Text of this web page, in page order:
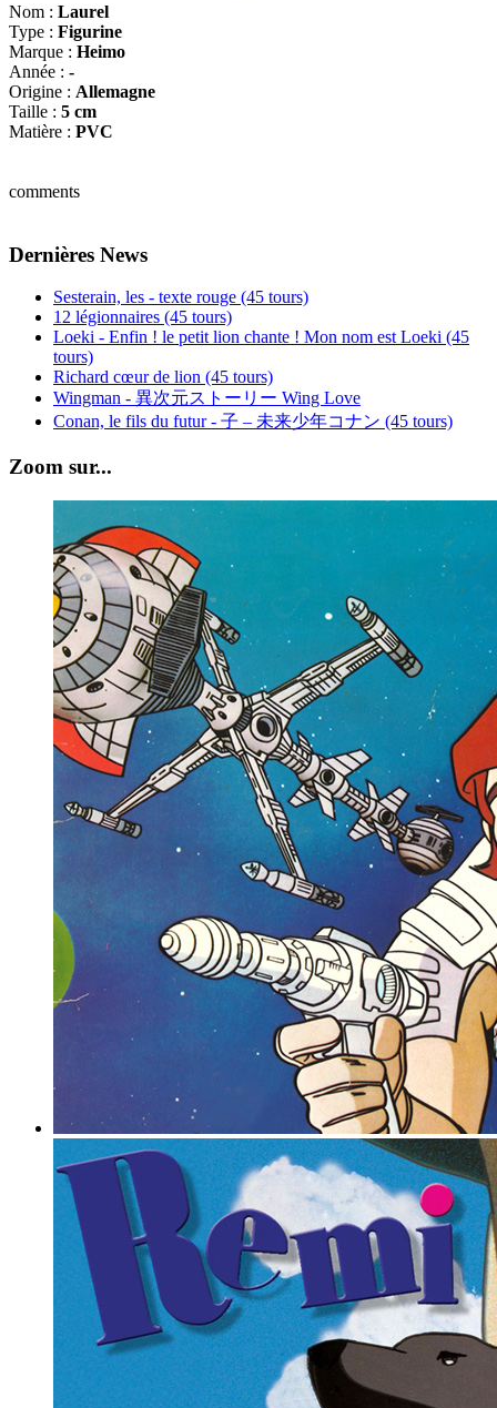
Nom : Laurel
Type : Figurine
Marque : Heimo
Année : -
Origine : Allemagne
Taille : 5 cm
Matière : PVC
comments
Dernières News
Sesterain, les - texte rouge (45 tours)
12 légionnaires (45 tours)
Loeki - Enfin ! le petit lion chante ! Mon nom est Loeki (45
tours)
Richard cœur de lion (45 tours)
Wingman - 異次元ストーリー Wing Love
Conan, le fils du futur - 子 – 未来少年コナン (45 tours)
Zoom sur...